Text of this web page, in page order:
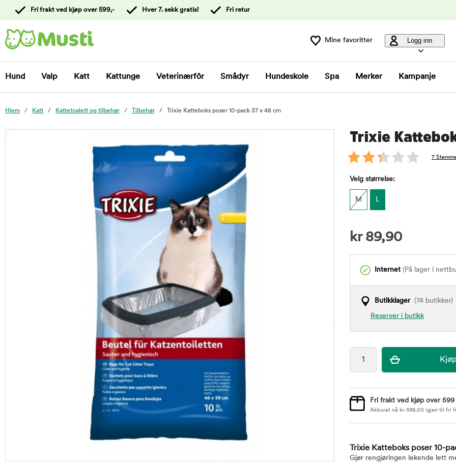
kundeservice
Fri frakt ved kjøp over 599,- Hver 7. sekk gratis! Fri retur
Mine favoritter Logg inn
Hund Valp Katt Kattunge Veterinærfôr Smådyr Hundeskole Spa Merker Kampanje
Hjem Katt Kattetoalett og tilbehør Tilbehør Trixie Katteboks poser 10-pack 37 x 48 cm
Trixie
7
Velg størrelse:
M L
kr 89,90
Internet (På lager i
Butikklager(74 butikker)
Reserver i butikk
Fri frakt ved kjøp over 599
Akkurat nå kr 599,00 igjen til fri
Trixie Katteboks poser 10-
Gjør rengjøringen lekende lett